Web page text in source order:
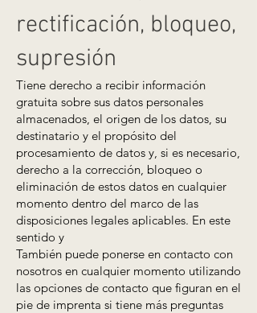
rectificación, bloqueo,
supresión
Tiene derecho a recibir información
gratuita sobre sus datos personales
almacenados, el origen de los datos, su
destinatario y el propósito del
procesamiento de datos y, si es necesario,
derecho a la corrección, bloqueo o
eliminación de estos datos en cualquier
momento dentro del marco de las
disposiciones legales aplicables. En este
sentido y
También puede ponerse en contacto con
nosotros en cualquier momento utilizando
las opciones de contacto que figuran en el
pie de imprenta si tiene más preguntas